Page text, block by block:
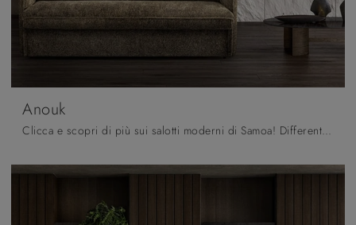
Anouk
Clicca e scopri di più sui salotti moderni di Samoa! Differenti modelli di divani, come Anouk, ti aspettano.